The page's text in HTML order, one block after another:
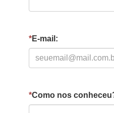
*E-mail:
*Como nos